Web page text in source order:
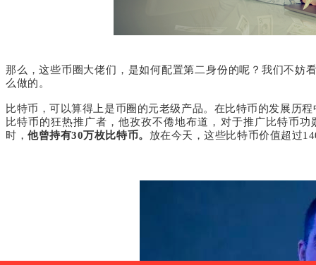
那么，这些币圈大佬们，是如何配置第二身份的呢？我们不妨
么做的。
比特币，可以算得上是币圈的元老级产品。在比特币的发展历程
比特币的狂热推广者，他孜孜不倦地布道，对于推广比特币
时，他曾持有30万枚比特币。 放在今天，这些比特币价值超过